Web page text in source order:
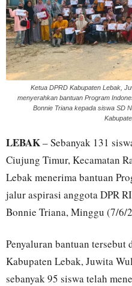
Ketua DPRD Kabupaten Lebak,
menyerahkan bantuan Program
Bonnie Triana kepada siswa SD
LEBAK– Sebanyak 131
Ciujung Timur, Kecamatan
Lebak menerima bantuan
jalur aspirasi anggota DPR
Bonnie Triana, Minggu (7/6/
Penyaluran bantuan
Kabupaten Lebak, Juwita
sebanyak 95 siswa telah